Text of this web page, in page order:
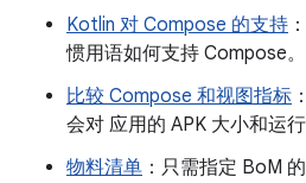
Kotlin 对 Compose 的支持
惯用语如何支持 Compose。
比较 Compose 和视图指标
会对 应用的 APK 大小和运
物料清单 ：只需指定 BoM